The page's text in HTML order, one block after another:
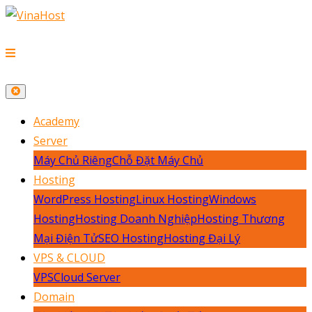
Academy
Server
Máy Chủ RiêngChỗ Đặt Máy Chủ
Hosting
WordPress HostingLinux HostingWindows
HostingHosting Doanh NghiệpHosting Thương
Mại Điện TửSEO HostingHosting Đại Lý
VPS & CLOUD
VPSCloud Server
Domain